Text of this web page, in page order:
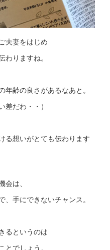
夫妻をはじめ
りますね。
齢の良さがあるなあと。
差だわ・・）
る想いがとても伝わります
は、
手にできないチャンス。
るというのは
でしょう。